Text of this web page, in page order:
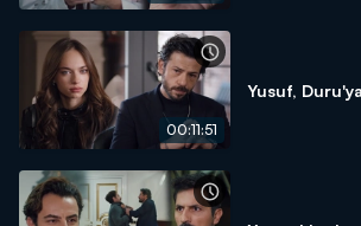
00:11:51
Yusuf,